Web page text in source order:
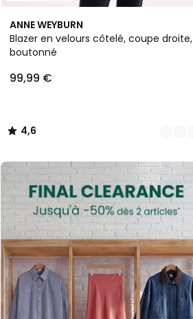
ANNE WEYBURN
Blazer en velours côtelé, coupe droite,
boutonné
99,99 €
4,6
/ 5
3
Couleurs
4,6
/
FINAL
CLEARANCE